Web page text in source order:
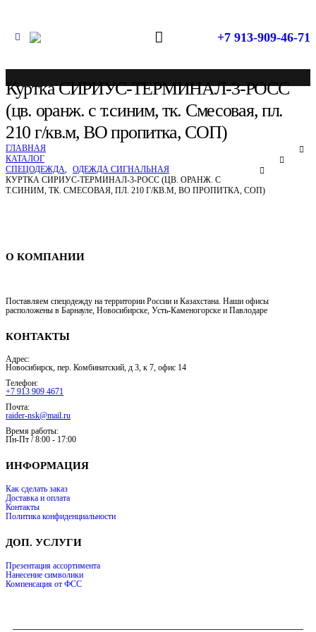
+7 913-909-46-71
Куртка СИРИУС-ТЕРМИНАЛ-3-РОСС
(цв. оранж. с т.синим, тк. Смесовая, пл.
210 г/кв.м, ВО пропитка, СОП)
ГЛАВНАЯ
КАТАЛОГ
СПЕЦОДЕЖДА, ОДЕЖДА СИГНАЛЬНАЯ
КУРТКА СИРИУС-ТЕРМИНАЛ-3-РОСС (ЦВ. ОРАНЖ. С
Т.СИНИМ, ТК. СМЕСОВАЯ, ПЛ. 210 Г/КВ.М, ВО ПРОПИТКА, СОП)
Спецодежда в Новосибирске
О КОМПАНИИ
Поставляем спецодежду на территории России и Казахстана. Наши офисы
расположены в Барнауле, Новосибирске, Усть-Каменогорске и Павлодаре
КОНТАКТЫ
Адрес:
Новосибирск, пер. Комбинатский, д 3, к 7, офис 14
Телефон:
+7 913 909 4671
Почта:
raider-nsk@mail.ru
Время работы:
Пн-Пт / 8:00 - 17:00
ИНФОРМАЦИЯ
Как сделать заказ
Доставка и оплата
Контакты
Политика конфиденциальности
ДОП. УСЛУГИ
Презентация ассортимента
Нанесение символики
Компенсация от ФСС